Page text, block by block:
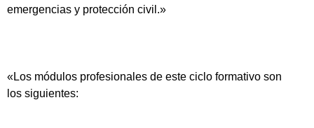
emergencias y protección civil.»
«Los módulos profesionales de este ciclo formativo son
los siguientes: